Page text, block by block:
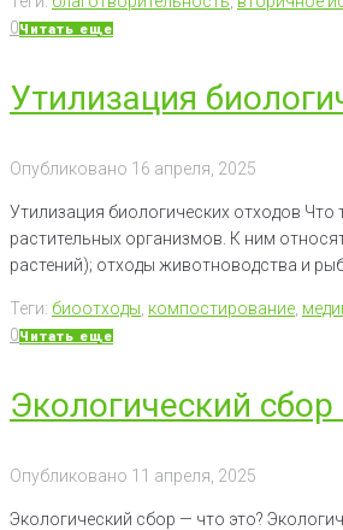
0Читать еще
Утилизация
Опубликовано 16 апреля, 2025
Утилизация биологических отходов
растительных организмов. К ним
растений); отходы животноводства и
Теги: биоотходы компостирование
0Читать еще
Экологический сбор
Опубликовано 11 апреля, 2025
Экологический сбор — что это?